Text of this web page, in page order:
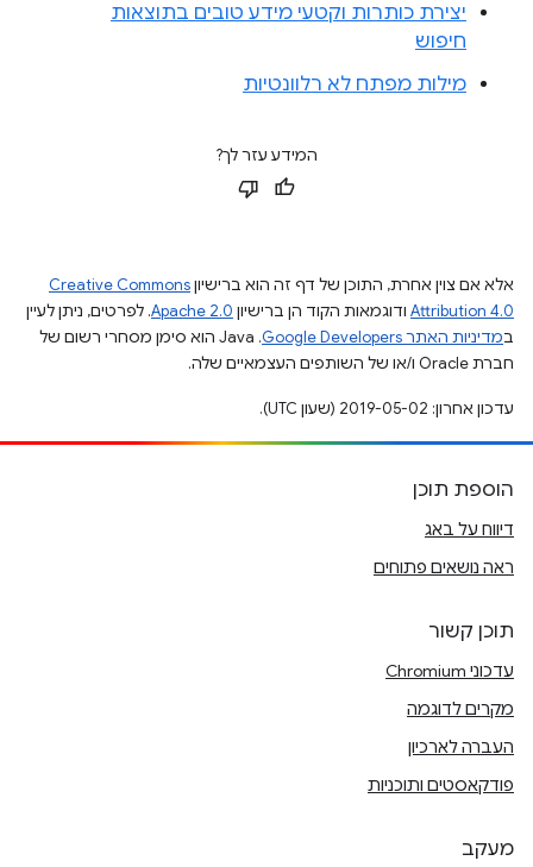
יצירת כותרות וקטעי מידע טובים בתוצאות
חיפוש
מילות מפתח לא רלוונטיות
המידע עזר לך?
אלא אם צוין אחרת, התוכן של דף זה הוא ברישיוןCreative Commons
Attribution 4.0 ודוגמאות הקוד הן ברישיון Apache 2.0. לפרטים, ניתן לעיין
במדיניות האתר Google Developers‏
.‏ Java הוא סימן מסחרי רשום של
חברת Oracle ו/או של השותפים העצמאיים שלה.
עדכון אחרון: 2019-05-02 (שעון UTC).
הוספת תוכן
דיווח על באג
ראה נושאים פתוחים
תוכן קשור
עדכוני Chromium
מקרים לדוגמה
העברה לארכיון
פודקאסטים ותוכניות
מעקב